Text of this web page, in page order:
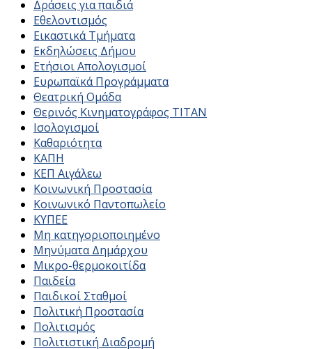
Δράσεις για παιδιά
Εθελοντισμός
Εικαστικά Τμήματα
Εκδηλώσεις Δήμου
Ετήσιοι Απολογισμοί
Ευρωπαϊκά Προγράμματα
Θεατρική Ομάδα
Θερινός Κινηματογράφος ΤΙΤΑΝ
Ισολογισμοί
Καθαριότητα
ΚΑΠΗ
ΚΕΠ Αιγάλεω
Κοινωνική Προστασία
Κοινωνικό Παντοπωλείο
ΚΥΠΕΕ
Μη κατηγοριοποιημένο
Μηνύματα Δημάρχου
Μικρο-θερμοκοιτίδα
Παιδεία
Παιδικοί Σταθμοί
Πολιτική Προστασία
Πολιτισμός
Πολιτιστική Διαδρομή